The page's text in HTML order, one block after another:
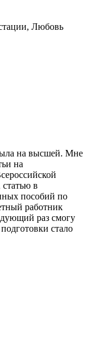
Любовь
на высшей. Мне
на
в
пособий по
работник
раз смогу
стало